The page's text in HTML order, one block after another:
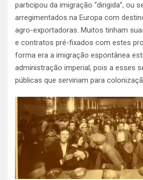
participou da imigração “dirigida”, ou
arregimentados na Europa com
agro-exportadoras. Muitos tinham
e contratos pré-fixados com estes
forma era a imigração espontânea
administração imperial, pois a esses
públicas que serviriam para